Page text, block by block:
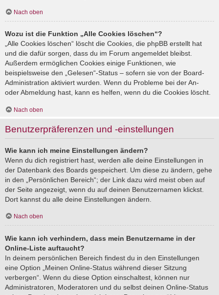
Nach oben
Wozu ist die Funktion „Alle Cookies löschen“?
„Alle Cookies löschen“ löscht die Cookies, die phpBB erstellt hat
und die dafür sorgen, dass du im Forum angemeldet bleibst.
Außerdem ermöglichen Cookies einige Funktionen, wie
beispielsweise den „Gelesen“-Status – sofern sie von der Board-
Administration aktiviert wurden. Wenn du Probleme bei der An-
oder Abmeldung hast, kann es helfen, wenn du die Cookies löscht.
Nach oben
Benutzerpräferenzen und -einstellungen
Wie kann ich meine Einstellungen ändern?
Wenn du dich registriert hast, werden alle deine Einstellungen in
der Datenbank des Boards gespeichert. Um diese zu ändern, gehe
in den „Persönlichen Bereich“; der Link dazu wird meist oben auf
der Seite angezeigt, wenn du auf deinen Benutzernamen klickst.
Dort kannst du alle deine Einstellungen ändern.
Nach oben
Wie kann ich verhindern, dass mein Benutzername in der
Online-Liste auftaucht?
In deinem persönlichen Bereich findest du in den Einstellungen
eine Option „Meinen Online-Status während dieser Sitzung
verbergen“. Wenn du diese Option einschaltest, können nur
Administratoren, Moderatoren und du selbst deinen Online-Status